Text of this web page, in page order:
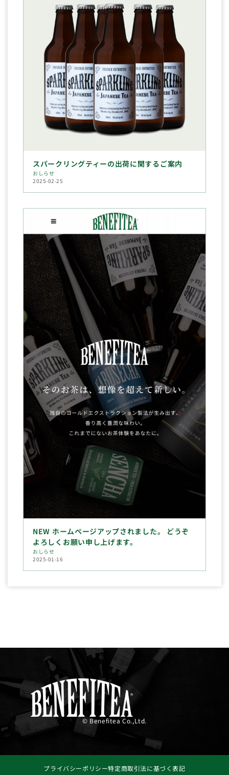
スパークリングティーの出荷に関するご案内
おしらせ
2025-02-25
NEW ホームページアップされました。 どうぞ
よろしくお願い申し上げます。
おしらせ
2025-01-16
© Benefitea Co.,Ltd.
プライバシーポリシー特定商取引法に基づく表記